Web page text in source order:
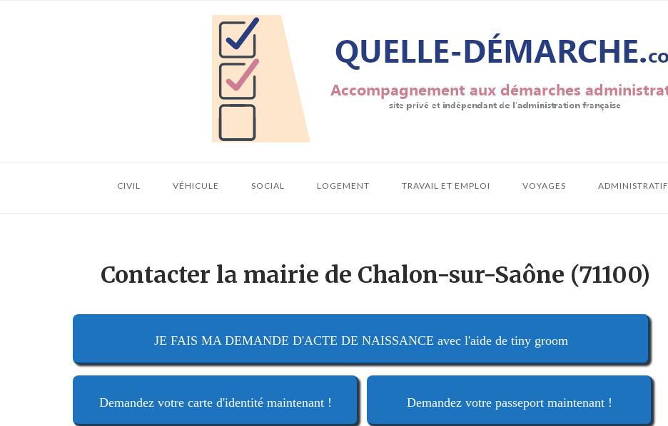
Home
CIVIL VÉHICULE SOCIAL LOGEMENT TRAVAIL ET EMPLOI VOYAGES ADMINISTRATIF
Contacter la mairie de Chalon-sur-Saône (71100)
JE FAIS MA DEMANDE D'ACTE DE NAISSANCE avec l'aide de tiny groom
Demandez votre carte d'identité maintenant ! Demandez votre passeport maintenant !